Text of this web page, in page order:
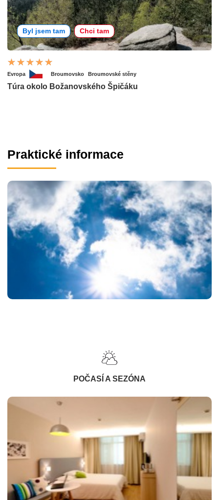
Byl jsem tam Chci tam
Evropa Broumovsko Broumovské stěny
Túra okolo Božanovského Špičáku
Praktické informace
POČASÍ A SEZÓNA